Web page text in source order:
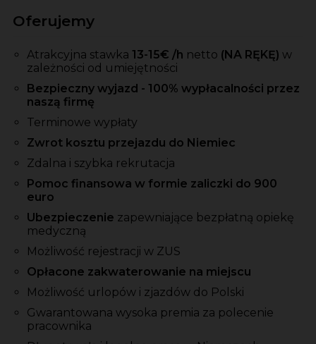
Oferujemy
Atrakcyjna stawka 13-15€ /h netto (NA RĘKĘ) w
zależności od umiejętności
Bezpieczny wyjazd - 100% wypłacalności przez
naszą firmę
Terminowe wypłaty
Zwrot kosztu przejazdu do Niemiec
Zdalna i szybka rekrutacja
Pomoc finansowa w formie zaliczki do 900
euro
Ubezpieczenie zapewniające bezpłatną opiekę
medyczną
Możliwość rejestracji w ZUS
Opłacone zakwaterowanie na miejscu
Możliwość urlopów i zjazdów do Polski
Gwarantowana wysoka premia za polecenie
pracownika